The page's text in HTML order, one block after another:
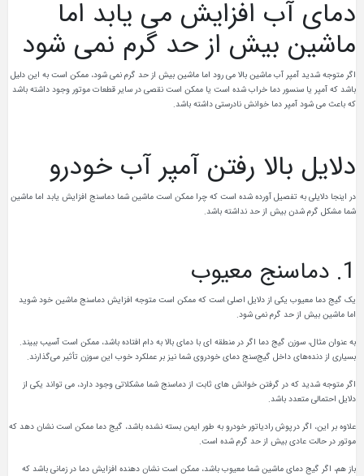
دمای آب افزایش می یابد اما
ماشین بیش از حد گرم نمی شود
اگر متوجه شدید آمپر آب ماشین بالا می رود اما ماشین بیش از حد گرم نمی شود، ممکن است به این دلیل
باشد که آمپر یا سنسور دما خراب شده است یا ممکن است نقصی در سایر قطعات موتور وجود داشته باشد
که باعث می شود آمپر دما خوانش نادرستی داشته باشد.
دلایل بالا رفتن آمپر آب خودرو
در اینجا دلایلی به تفصیل آورده شده است که چرا ممکن است ماشین شما دماسنج افزایش یابد اما ماشین
شما مشکل گرم شدن بیش از حد نداشته باشد.
1. دماسنج معیوب
یک گیج دما معیوب یکی از دلایل اصلی است که ممکن است متوجه افزایش دماسنج ماشین خود شوید
اما ماشین بیش از حد گرم نمی شود.
به عنوان مثال، سوزن گیج دما اگر در منطقه ای با دمای بالا به دام افتاده باشد، ممکن است آسیب ببیند.
بسیاری از دنده‌های داخل گیج‌سنج دمای خودروی شما نیز بر عملکرد خوب این سوزن تأثیر می‌گذارند.
اگر متوجه شدید که در گرفتن خوانش های ثابت از دماسنج شما مشکلاتی وجود دارد، می تواند یکی از
دلایل احتمالی متعدد باشد.
علاوه بر این، اگر درپوش رادیاتور خودرو به طور ایمن بسته نشده باشد، گیج دما ممکن است نشان دهد که
موتور در حالت عادی بیش از حد گرم شده است.
باز هم، اگر گیج دمای ماشین شما معیوب باشد، ممکن است نشان دهنده افزایش دما در زمانی باشد که